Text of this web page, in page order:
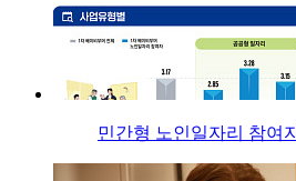
민간형 노인일자리 참여